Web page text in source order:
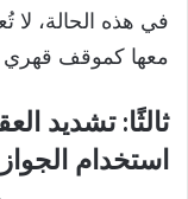
في هذه الحالة، لا
معها كموقف قهري
ثالثًا: تشديد
استخدام الجواز